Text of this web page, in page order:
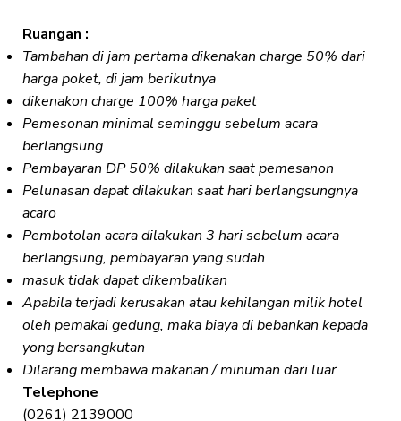
Ruangan :
Tambahan di jam pertama dikenakan charge 50% dari
harga poket, di jam berikutnya
dikenakon charge 100% harga paket
Pemesonan minimal seminggu sebelum acara
berlangsung
Pembayaran DP 50% dilakukan saat pemesanon
Pelunasan dapat dilakukan saat hari berlangsungnya
acaro
Pembotolan acara dilakukan 3 hari sebelum acara
berlangsung, pembayaran yang sudah
masuk tidak dapat dikembalikan
Apabila terjadi kerusakan atau kehilangan milik hotel
oleh pemakai gedung, maka biaya di bebankan kepada
yong bersangkutan
Dilarang membawa makanan / minuman dari luar
Telephone
(0261) 2139000